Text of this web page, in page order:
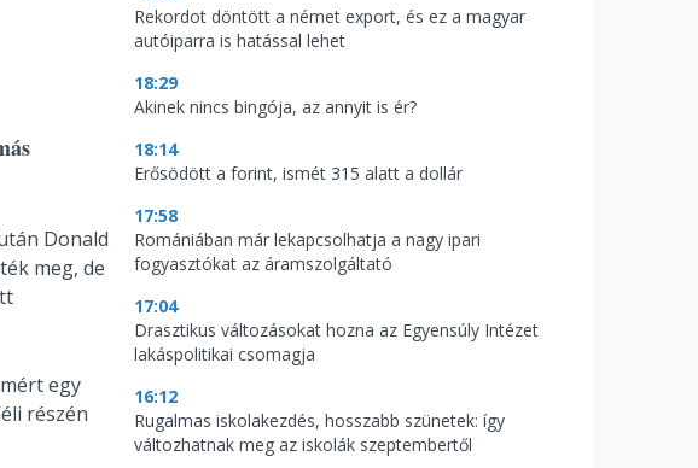
Donald
meg, de
egy
részén
Rekordot döntött a német export, és ez a magyar
autóiparra is hatással lehet
18:29
Akinek nincs bingója, az annyit is ér?
18:14
Erősödött a forint, ismét 315 alatt a dollár
17:58
Romániában már lekapcsolhatja a nagy ipari
fogyasztókat az áramszolgáltató
17:04
Drasztikus változásokat hozna az Egyensúly Intézet
lakáspolitikai csomagja
16:12
Rugalmas iskolakezdés, hosszabb szünetek: így
változhatnak meg az iskolák szeptembertől